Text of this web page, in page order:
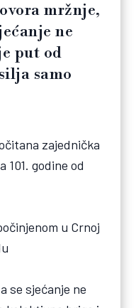
mržnje,
ne
put od
samo
zajednička
101. godine od
u Crnoj
se sjećanje ne